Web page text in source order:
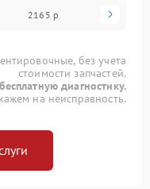
2165 р
без учета
стоимости запчастей.
диагностику.
на неисправность.